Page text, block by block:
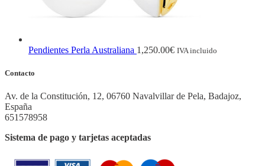
Pendientes Perla Australiana 1,250.00€ IVA incluido
Contacto
Av. de la Constitución, 12, 06760 Navalvillar de Pela, Badajoz,
España
651578958
Sistema de pago y tarjetas aceptadas